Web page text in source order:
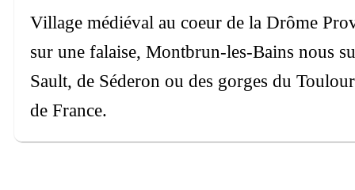
Village médiéval au coeur de la Drôme
sur une falaise, Montbrun-les-Bains nous
Sault, de Séderon ou des gorges du
de France.